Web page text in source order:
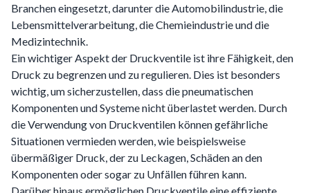
Branchen eingesetzt, darunter die Automobilindustrie, die
Lebensmittelverarbeitung, die Chemieindustrie und die
Medizintechnik.
Ein wichtiger Aspekt der Druckventile ist ihre Fähigkeit, den
Druck zu begrenzen und zu regulieren. Dies ist besonders
wichtig, um sicherzustellen, dass die pneumatischen
Komponenten und Systeme nicht überlastet werden. Durch
die Verwendung von Druckventilen können gefährliche
Situationen vermieden werden, wie beispielsweise
übermäßiger Druck, der zu Leckagen, Schäden an den
Komponenten oder sogar zu Unfällen führen kann.